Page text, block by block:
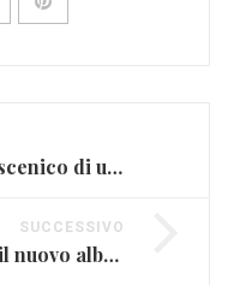
Parigi, Bataclan palcoscenico di un’enorme tragedia
SUCCESSIVO
Justin Bieber pubblica il nuovo album “Purpose” (RECENSIONE)